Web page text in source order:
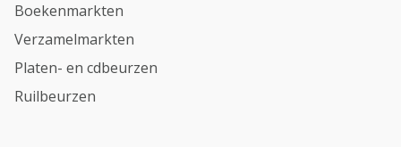
Boekenmarkten
Verzamelmarkten
Platen- en cdbeurzen
Ruilbeurzen